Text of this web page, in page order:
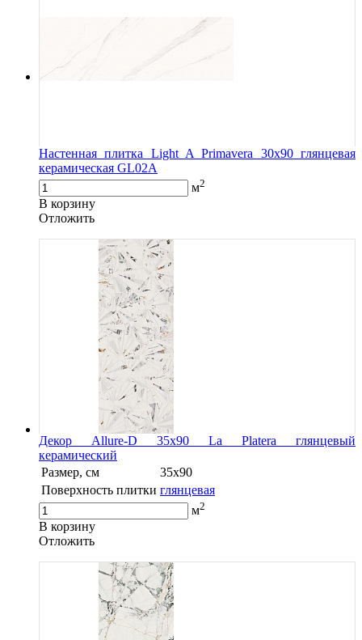
Настенная плитка Light A Primavera 30x90 глянцевая
керамическая GL02A
м2
В корзину
Oтложить
Декор Allure-D 35х90 La Platera глянцевый
керамический
Размер, см
35x90
Поверхность плитки глянцевая
м2
В корзину
Oтложить